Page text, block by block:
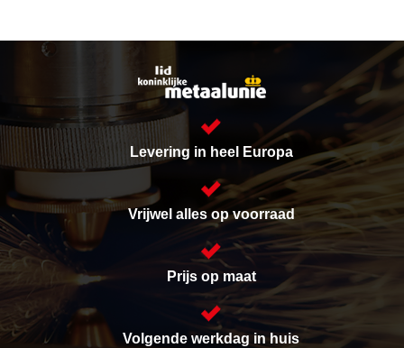
Levering in heel Europa
Vrijwel alles op voorraad
Prijs op maat
Volgende werkdag in huis